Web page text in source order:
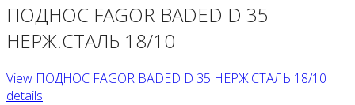
ПОДНОС FAGOR BADED D 35
НЕРЖ.СТАЛЬ 18/10
View ПОДНОС FAGOR BADED D 35 НЕРЖ.СТАЛЬ 18/10
details